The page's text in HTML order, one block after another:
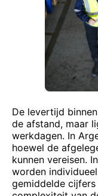
De levertijd
de afstand, maar
werkdagen. In
hoewel de
kunnen vereisen.
worden
gemiddelde